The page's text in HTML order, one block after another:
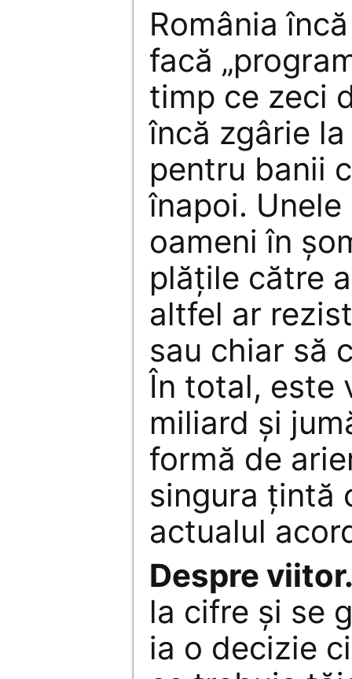
România
facă
timp ce zeci
încă zgârie
pentru banii
înapoi.
oameni în
plăţile către
altfel ar
sau chiar să
În total, este
miliard şi
formă de
singura ţintă
actualul
Despre
la cifre şi se
ia o decizie